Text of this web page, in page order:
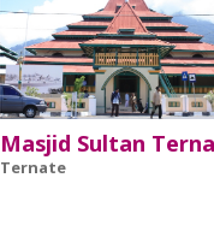
Masjid Sultan
Ternate